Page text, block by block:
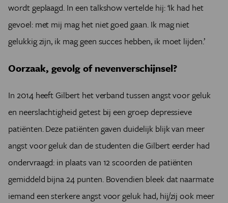
wordt geplaagd. In een talkshow vertelde hij: ‘Ik had het
gevoel: met mij mag het niet goed gaan. Ik mag niet
gelukkig zijn, ik mag geen succes hebben, ik moet lijden.’
Oorzaak, gevolg of nevenverschijnsel?
In 2014 heeft Gilbert het verband tussen angst voor geluk
en neerslachtigheid getest bij een groep depressieve
patiënten. Deze patiënten gaven duidelijk blijk van meer
angst voor geluk dan de studenten die Gilbert eerder had
ondervraagd: in plaats van 12 scoorden de patiënten
gemiddeld bijna 24 punten. Bovendien bleek dat naarmate
iemand een sterkere angst voor geluk had, hij/zij ook meer